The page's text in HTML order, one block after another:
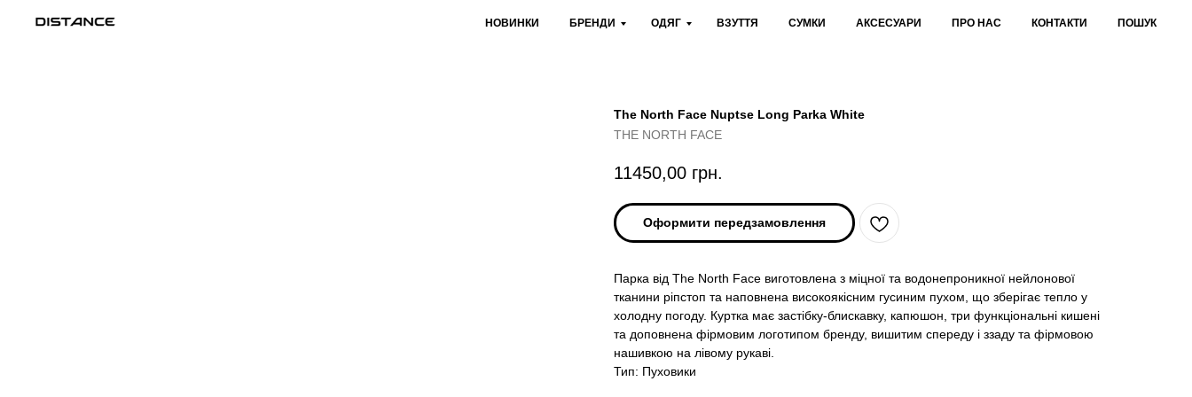
НОВИНКИ БРЕНДИ ОДЯГ ВЗУТТЯ СУМКИ АКСЕСУАРИ ПРО НАС КОНТАКТИ ПОШУК
The North Face Nuptse Long Parka White
THE NORTH FACE
11450,00 грн.
Оформити передзамовлення
Парка від The North Face виготовлена з міцної та водонепроникної нейлонової
тканини ріпстоп та наповнена високоякісним гусиним пухом, що зберігає тепло у
холодну погоду. Куртка має застібку-блискавку, капюшон, три функціональні кишені
та доповнена фірмовим логотипом бренду, вишитим спереду і ззаду та фірмовою
нашивкою на лівому рукаві.
Тип: Пуховики